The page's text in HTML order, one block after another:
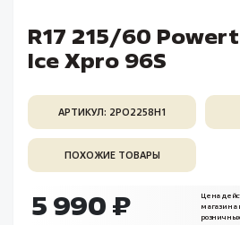
R17 215/60
Ice Xpro 96S
АРТИКУЛ: 2PO2258H1
ПОХОЖИЕ ТОВАРЫ
5 990 ₽
Цена
магазина